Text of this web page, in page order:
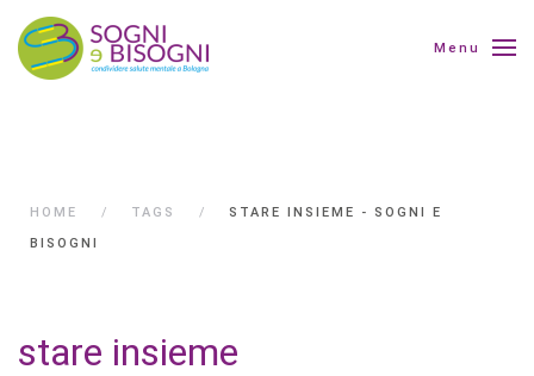
Menu
HOME TAGS
STARE INSIEME - SOGNI E
BISOGNI
stare insieme